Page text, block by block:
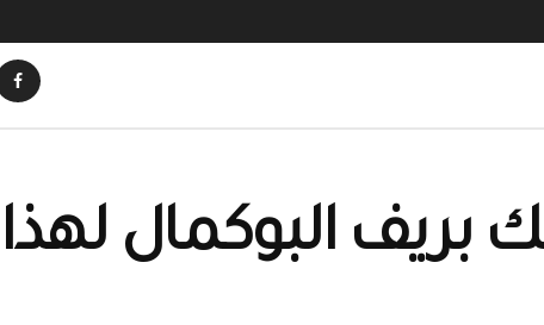
بريف البوكمال لهذا